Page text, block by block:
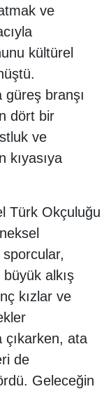
ve
kültürel
güreş branşı
dört bir
ve
kıyasıya
Türk Okçuluğu
büyük alkış
kızlar ve
çıkarken, ata
de
Geleceğin